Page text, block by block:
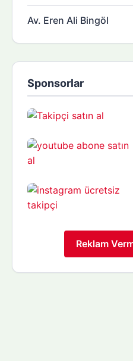
Av. Eren Ali Bingöl
Sponsorlar
Reklam